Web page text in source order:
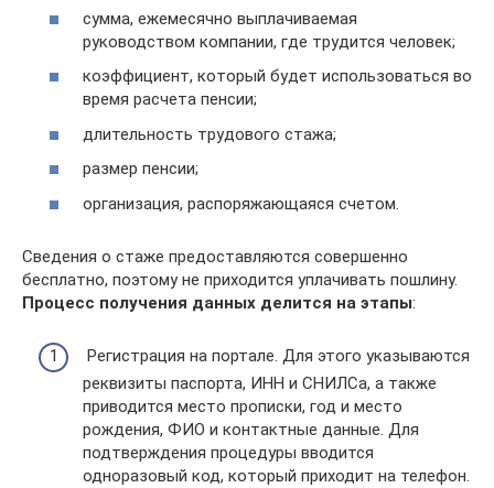
сумма, ежемесячно выплачиваемая
руководством компании, где трудится человек;
коэффициент, который будет использоваться во
время расчета пенсии;
длительность трудового стажа;
размер пенсии;
организация, распоряжающаяся счетом.
Сведения о стаже предоставляются совершенно
бесплатно, поэтому не приходится уплачивать пошлину.
Процесс получения данных делится на этапы:
Регистрация на портале. Для этого указываются
реквизиты паспорта, ИНН и СНИЛСа, а также
приводится место прописки, год и место
рождения, ФИО и контактные данные. Для
подтверждения процедуры вводится
одноразовый код, который приходит на телефон.